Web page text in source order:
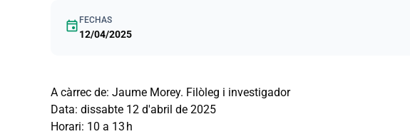
event FECHAS
12/04/2025
A càrrec de: Jaume Morey. Filòleg i investigador
Data: dissabte 12 d'abril de 2025
Horari: 10 a 13 h